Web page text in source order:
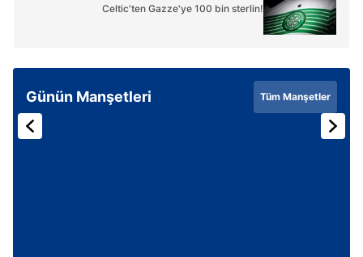
Celtic'ten Gazze'ye 100 bin sterlin!
Günün Manşetleri Tüm Manşetler